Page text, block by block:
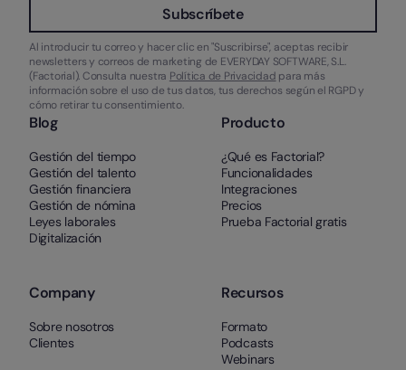
Subscríbete
Al introducir tu correo y hacer clic en "Suscribirse", aceptas recibir
newsletters y correos de marketing de EVERYDAY SOFTWARE, S.L.
(Factorial). Consulta nuestra Política de Privacidad para más
información sobre el uso de tus datos, tus derechos según el RGPD y
cómo retirar tu consentimiento.
Blog
Gestión del tiempo
Gestión del talento
Gestión financiera
Gestión de nómina
Leyes laborales
Digitalización
Producto
¿Qué es Factorial?
Funcionalidades
Integraciones
Precios
Prueba Factorial gratis
Company
Sobre nosotros
Clientes
Recursos
Formato
Podcasts
Webinars